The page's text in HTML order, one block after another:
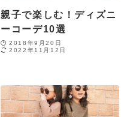
親子で楽しむ！ディズニ
ーコーデ10選
2018年9月20日
2022年11月12日